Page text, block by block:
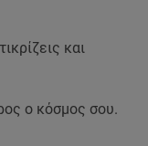
και
ο κόσμος σου.